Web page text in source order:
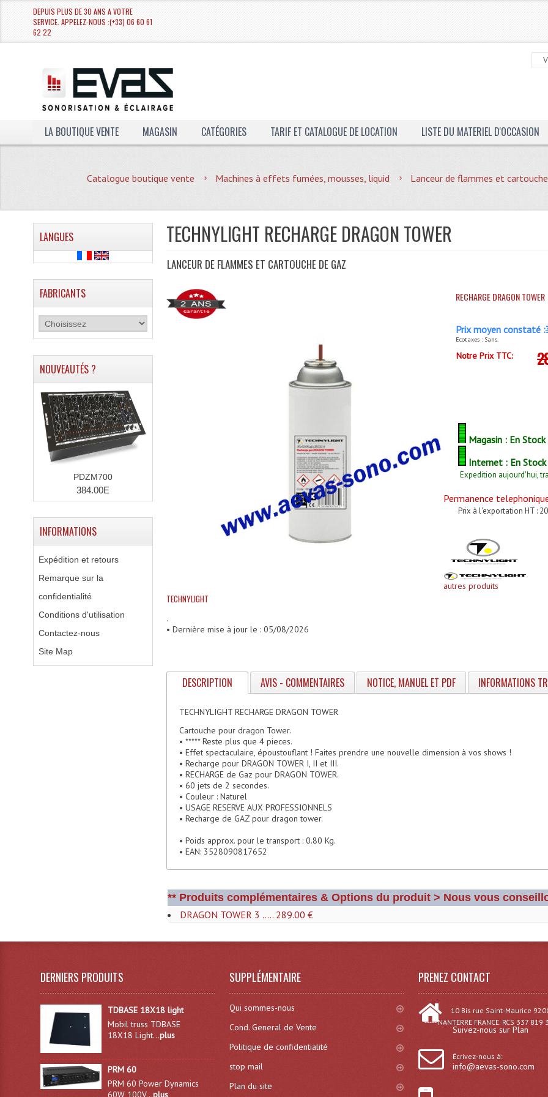
DEPUIS PLUS DE 30 ANS A VOTRE
SERVICE. APPELEZ-NOUS :(+33) 06 60 61
62 22
LA BOUTIQUE VENTE MAGASIN CATÉGORIES TARIF ET CATALOGUE DE LOCATION LISTE DU MATERIEL D'OCCASION
Catalogue boutique vente Machines à effets fumées, mousses, liquid Lanceur de flammes et
TECHNYLIGHT RECHARGE DRAGON TOWER
LANCEUR DE FLAMMES ET CARTOUCHE DE GAZ
RECHARGE DRAGON TOWER
Prix moyen constaté :
Ecotaxes : Sans.
Notre Prix TTC:
Magasin : En Stock
Internet : En Stock
Expedition aujourd'hui,
Permanence
Prix à l'exportation HT :
autres produits
TECHNYLIGHT
.
• Dernière mise à jour le : 05/08/2026
DESCRIPTION AVIS - COMMENTAIRES NOTICE, MANUEL ET PDF INFORMATIONS
TECHNYLIGHT RECHARGE DRAGON TOWER
Cartouche pour dragon Tower.
• ***** Reste plus que 4 pieces.
• Effet spectaculaire, époustouflant ! Faites prendre une nouvelle dimension à vos shows !
• Recharge pour DRAGON TOWER I, II et III.
• RECHARGE de Gaz pour DRAGON TOWER.
• 60 jets de 2 secondes.
• Couleur : Naturel
• USAGE RESERVE AUX PROFESSIONNELS
• Recharge de GAZ pour dragon tower.
• Poids approx. pour le transport : 0.80 Kg.
• EAN: 3528090817652
** Produits complémentaires & Options du produit > Nous vous
DRAGON TOWER 3 ..... 289.00 €
LANGUES
FABRICANTS
NOUVEAUTÉS ?
PDZM700
384.00E
INFORMATIONS
Expédition et retours
Remarque sur la
confidentialité
Conditions d'utilisation
Contactez-nous
Site Map
DERNIERS PRODUITS
TDBASE 18X18 light
Mobil truss TDBASE
18X18 Light...plus
PRM 60
PRM 60 Power Dynamics
60W 100V...plus
SUPPLÉMENTAIRE
Qui sommes-nous
Cond. General de Vente
Politique de confidentialité
stop mail
Plan du site
PRENEZ CONTACT
10 Bis rue Saint-Maurice
----- NANTERRE FRANCE. RCS 337 819
Suivez-nous sur Plan
Écrivez-nous à:
info@aevas-sono.com